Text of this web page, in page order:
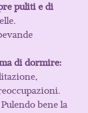
puliti e di
di dormire:
Pulendo bene la